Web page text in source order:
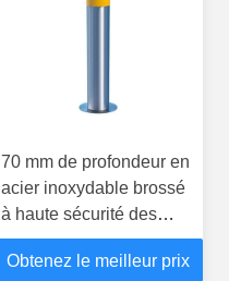
70 mm de profondeur en
acier inoxydable brossé
à haute sécurité des
billards de rue pour la
sécurité des piétons
Obtenez le meilleur prix